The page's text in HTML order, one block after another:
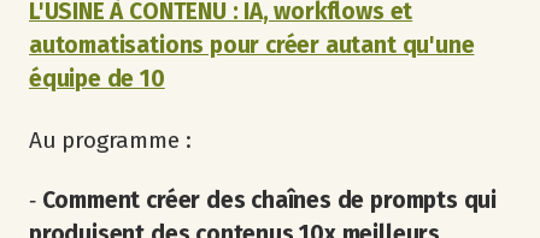
L'USINE À CONTENU : IA, workflows et
automatisations pour créer autant qu'une
équipe de 10
Au programme :
‐ Comment créer des chaînes de prompts qui